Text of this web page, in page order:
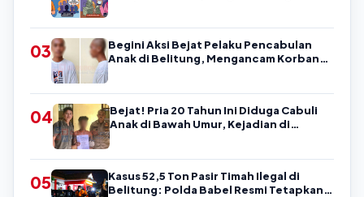
03
Begini Aksi Bejat Pelaku Pencabulan
Anak di Belitung, Mengancam Korban
04
Bejat! Pria 20 Tahun Ini Diduga Cabuli
Anak di Bawah Umur, Kejadian di
05
Kasus 52,5 Ton Pasir Timah Ilegal di
Belitung: Polda Babel Resmi Tetapkan 4